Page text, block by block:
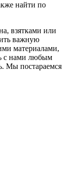
найти по
взятками или
важную
материалами,
с нами любым
Мы постараемся